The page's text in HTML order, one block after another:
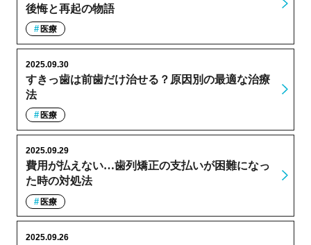
後悔と再起の物語
医療
すきっ歯は前歯だけ治せる？原因別の最適な治療
法
2025.09.30
医療
費用が払えない…歯列矯正の支払いが困難になっ
た時の対処法
2025.09.29
医療
2025.09.26